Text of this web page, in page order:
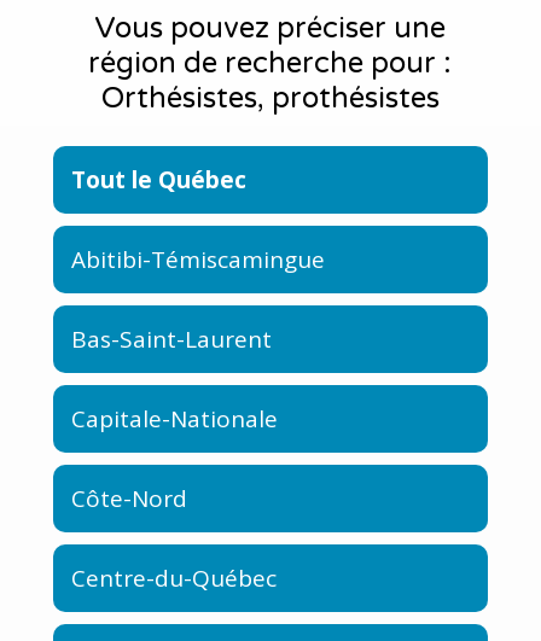
Vous pouvez préciser une
région de recherche pour :
Orthésistes, prothésistes
Tout le Québec
Abitibi-Témiscamingue
Bas-Saint-Laurent
Capitale-Nationale
Côte-Nord
Centre-du-Québec